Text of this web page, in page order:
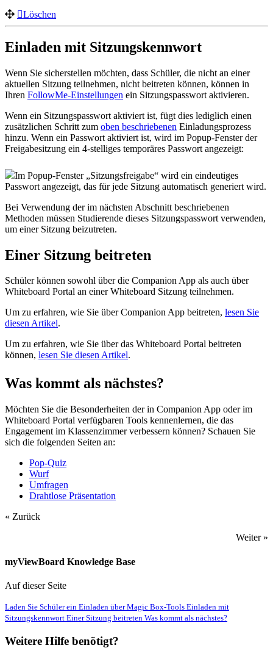
Löschen
Einladen mit Sitzungskennwort
Wenn Sie sicherstellen möchten, dass Schüler, die nicht an einer
aktuellen Sitzung teilnehmen, nicht beitreten können, können in
Ihren FollowMe-Einstellungen ein Sitzungspasswort aktivieren.
Wenn ein Sitzungspasswort aktiviert ist, fügt dies lediglich einen
zusätzlichen Schritt zum oben beschriebenen Einladungsprozess
hinzu. Wenn ein Passwort aktiviert ist, wird im Popup-Fenster der
Freigabesitzung ein 4-stelliges temporäres Passwort angezeigt:
Im Popup-Fenster „Sitzungsfreigabe“ wird ein eindeutiges
Passwort angezeigt, das für jede Sitzung automatisch generiert wird.
Bei Verwendung der im nächsten Abschnitt beschriebenen
Methoden müssen Studierende dieses Sitzungspasswort verwenden,
um einer Sitzung beizutreten.
Einer Sitzung beitreten
Schüler können sowohl über die Companion App als auch über
Whiteboard Portal an einer Whiteboard Sitzung teilnehmen.
Um zu erfahren, wie Sie über Companion App beitreten, lesen Sie
diesen Artikel.
Um zu erfahren, wie Sie über das Whiteboard Portal beitreten
können, lesen Sie diesen Artikel.
Was kommt als nächstes?
Möchten Sie die Besonderheiten der in Companion App oder im
Whiteboard Portal verfügbaren Tools kennenlernen, die das
Engagement im Klassenzimmer verbessern können? Schauen Sie
sich die folgenden Seiten an:
Pop-Quiz
Wurf
Umfragen
Drahtlose Präsentation
« Zurück
Weiter »
myViewBoard Knowledge Base
Auf dieser Seite
Laden Sie Schüler ein Einladen über Magic Box-Tools Einladen mit
Sitzungskennwort Einer Sitzung beitreten Was kommt als nächstes?
Weitere Hilfe benötigt?